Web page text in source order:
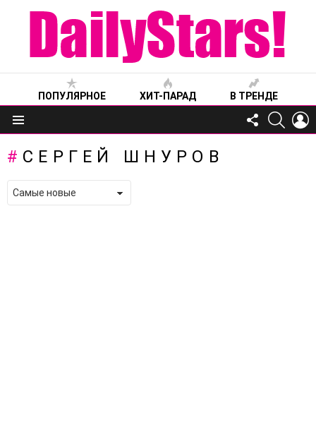
ПОПУЛЯРНОЕ ХИТ-ПАРАД В ТРЕНДЕ
Меню
FOLLOW
US
СЕРГЕЙ ШНУРОВ